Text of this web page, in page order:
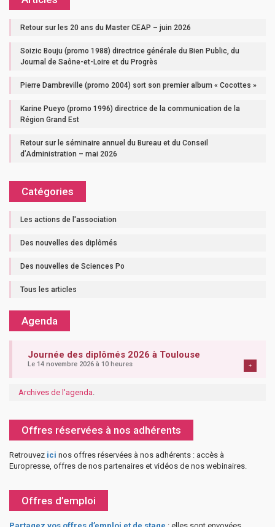
Retour sur les 20 ans du Master CEAP – juin 2026
Soizic Bouju (promo 1988) directrice générale du Bien Public, du
Journal de Saône-et-Loire et du Progrès
Pierre Dambreville (promo 2004) sort son premier album « Cocottes »
Karine Pueyo (promo 1996) directrice de la communication de la
Région Grand Est
Retour sur le séminaire annuel du Bureau et du Conseil
d’Administration – mai 2026
Catégories
Les actions de l'association
Des nouvelles des diplômés
Des nouvelles de Sciences Po
Tous les articles
Agenda
Journée des diplômés 2026 à Toulouse
Le 14 novembre 2026 à 10 heures +
Archives de l'agenda.
Offres réservées à nos adhérents
Retrouvez ici nos offres réservées à nos adhérents : accès à
Europresse, offres de nos partenaires et vidéos de nos webinaires.
Offres d’emploi